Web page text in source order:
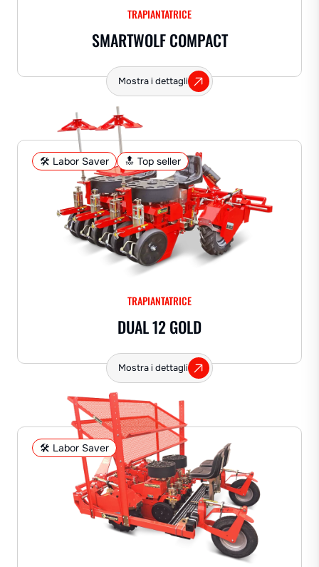
TRAPIANTATRICE
SMARTWOLF COMPACT
Mostra i dettagli
🛠️ Labor Saver 🔝 Top seller
TRAPIANTATRICE
DUAL 12 GOLD
Mostra i dettagli
🛠️ Labor Saver